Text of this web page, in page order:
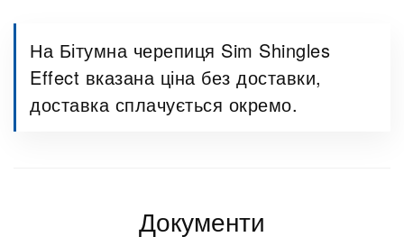
На Бітумна черепиця Sim Shingles
Effect вказана ціна без доставки,
доставка сплачується окремо.
Документи